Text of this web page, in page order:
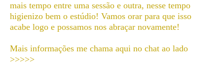
mais tempo entre uma sessão e outra, nesse tempo
higienizo bem o estúdio! Vamos orar para que isso
acabe logo e possamos nos abraçar novamente!
Mais informações me chama aqui no chat ao lado
>>>>>